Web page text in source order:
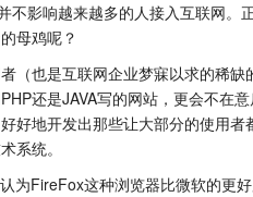
不影响越来越多的人接入互联网
母鸡呢？
（也是互联网企业梦寐以求的稀
还是JAVA写的网站，更会不在
好地开发出那些让大部分的使用
系统。
为FireFox这种浏览器比微软的更